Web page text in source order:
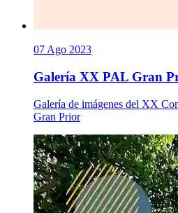
07 Ago 2023
Galería XX PAL Gran
Galería de imágenes del XX
Gran Prior